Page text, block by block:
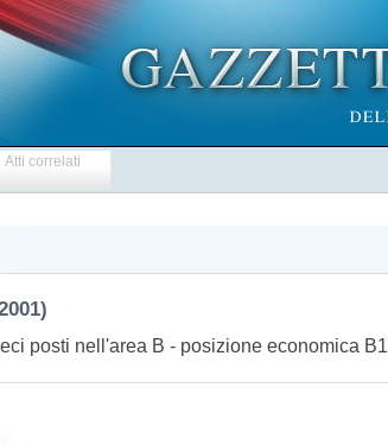
Atti correlati
posti nell'area B - posizione economica B1